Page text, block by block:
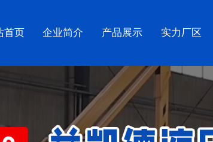
首页 企业简介 产品展示 实力厂区